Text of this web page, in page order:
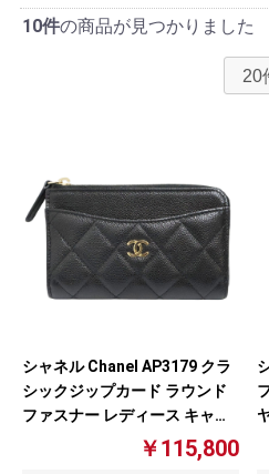
10件の商品が見つかりました
シャネル Chanel AP3179 クラ
シックジップカード ラウンド
ファスナー レディース キャビ
アスキン ブラック【中古】
￥115,800